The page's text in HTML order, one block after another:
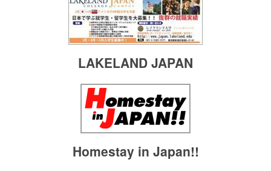
LAKELAND JAPAN
Homestay in Japan!!